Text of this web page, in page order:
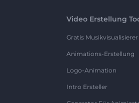
Video Erstellung
Gratis Musikvisualisierer
Animations-Erstellung
Logo-Animation
Intro Ersteller